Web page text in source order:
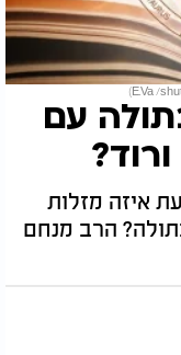
עם
איזה מזלות
הרב מנחם